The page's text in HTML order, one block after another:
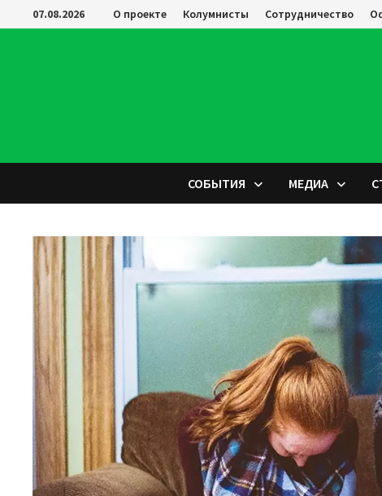
Перейти
к
07.08.2026 О проекте Колумнисты Сотрудничество
СОБЫТИЯ МЕДИА